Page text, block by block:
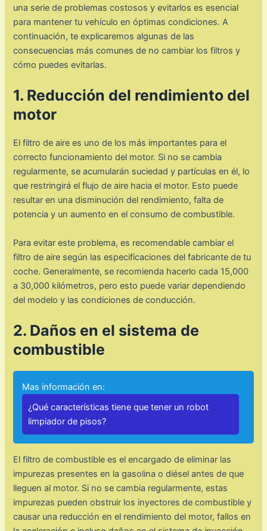
una serie de problemas costosos y evitarlos es esencial
para mantener tu vehículo en óptimas condiciones. A
continuación, te explicaremos algunas de las
consecuencias más comunes de no cambiar los filtros y
cómo puedes evitarlas.
1. Reducción del rendimiento del
motor
El filtro de aire es uno de los más importantes para el
correcto funcionamiento del motor. Si no se cambia
regularmente, se acumularán suciedad y partículas en él, lo
que restringirá el flujo de aire hacia el motor. Esto puede
resultar en una disminución del rendimiento, falta de
potencia y un aumento en el consumo de combustible.
Para evitar este problema, es recomendable cambiar el
filtro de aire según las especificaciones del fabricante de tu
coche. Generalmente, se recomienda hacerlo cada 15,000
a 30,000 kilómetros, pero esto puede variar dependiendo
del modelo y las condiciones de conducción.
2. Daños en el sistema de
combustible
Mas información en:
¿Qué características tiene que tener un robot
limpiador de pisos?
El filtro de combustible es el encargado de eliminar las
impurezas presentes en la gasolina o diésel antes de que
lleguen al motor. Si no se cambia regularmente, estas
impurezas pueden obstruir los inyectores de combustible y
causar una reducción en el rendimiento del motor, fallos en